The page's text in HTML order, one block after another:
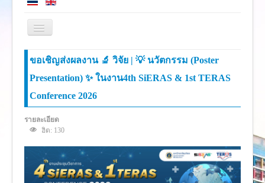
สลับ
เก
หน้าแรก
ข่าว
เกี่ยวกับเรา
โครงสร้างองค์กร
ตำราวิชาการ
งานวิจัย
ขอเชิญส่งผลงาน 🔬 วิจัย | 💡 นวัตกรรม (Poster
Presentation) ✨ ในงาน4th SiERAS & 1st TERAS
Conference 2026
รายละเอียด
ฮิต: 130